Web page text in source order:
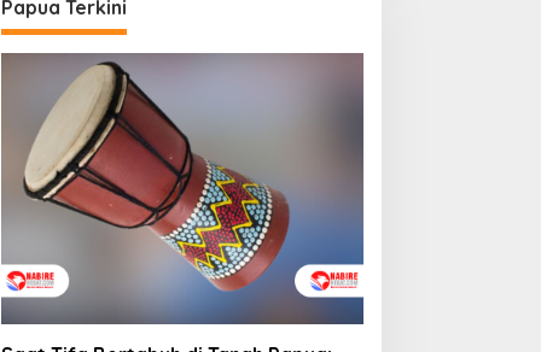
Papua Terkini